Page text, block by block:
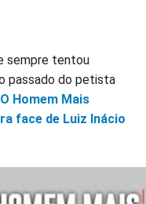
sempre tentou
passado do petista
Homem Mais
face de Luiz Inácio